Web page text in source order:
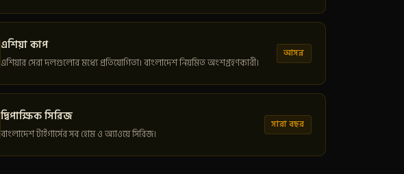
এশিয়া কাপ
এশিয়ার সেরা দলগুলোর মধ্যে প্রতিযোগিতা। বাংলাদেশ নিয়মিত অংশগ্রহণকারী।
আসন্ন
দ্বিপাক্ষিক সিরিজ
বাংলাদেশ টাইগার্সের সব হোম ও অ্যাওয়ে সিরিজ।
সারা বছর